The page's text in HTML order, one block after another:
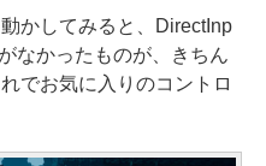
かしてみると、DirectInp
なかったものが、きちん
でお気に入りのコントロ